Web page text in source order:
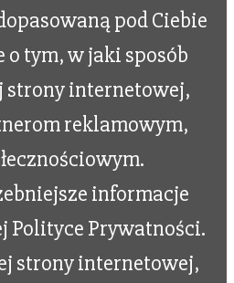
pod Ciebie
o tym, w jaki sposób
strony internetowej,
reklamowym,
informacje
Polityce Prywatności.
strony internetowej,